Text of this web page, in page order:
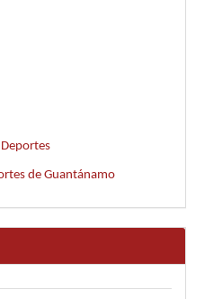
Deportes
de Guantánamo